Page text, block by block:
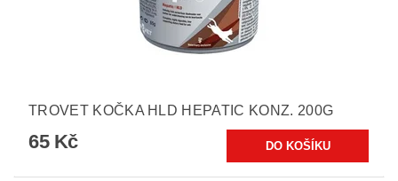
TROVET KOČKA HLD HEPATIC KONZ. 200G
65 Kč